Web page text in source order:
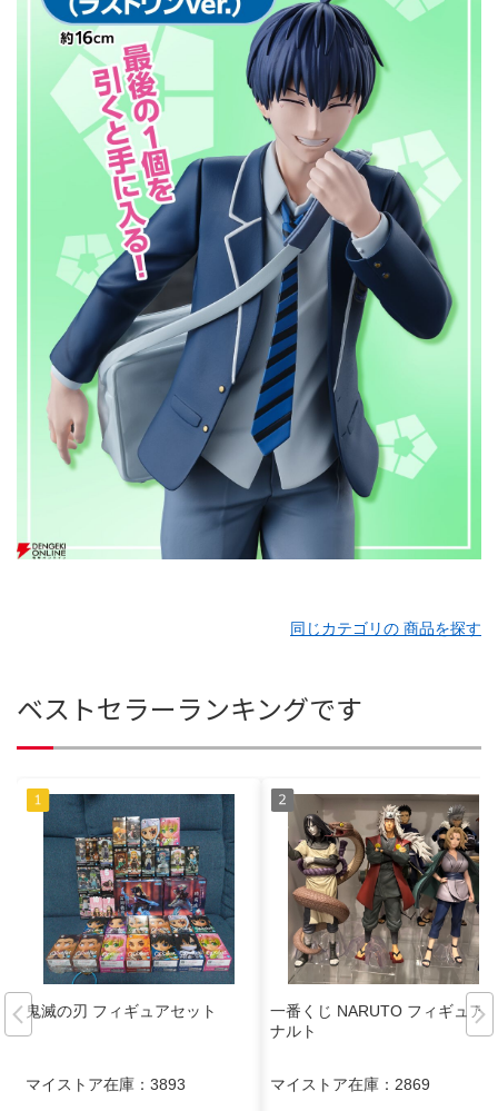
同じカテゴリの 商品を探す
ベストセラーランキングです
鬼滅の刃 フィギュアセット
マイストア在庫： 3893
一番くじ NARUTO フィギュア
ナルト
マイストア在庫： 2869